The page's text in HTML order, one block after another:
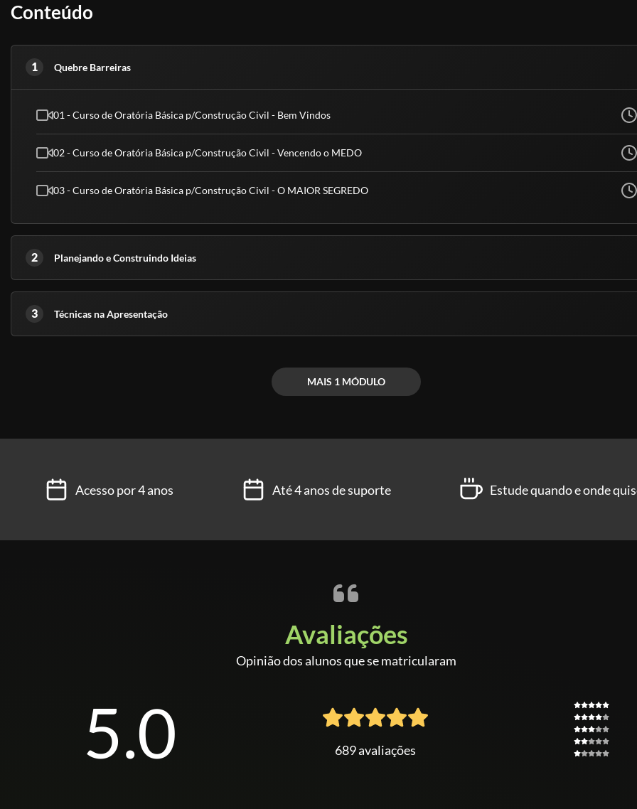
site: www.leiaut.com.br
R: Nosso suporte, É NINJA, fica disponível 24h por dia, 7 dias por semana para te ajudar!
R: Vamos trabalhar conceitos e ferramentas práticas e profundas para influenciar e transformar
engraçadas, aqui você se DIVERTE aprendendo!
Eaaaaí, até quando você vai prolongar o seu SUCESSO profissional?
#vemserleiaut
Conteúdo
1 Quebre Barreiras
01 - Curso de Oratória Básica p/Construção Civil - Bem Vindos
02 - Curso de Oratória Básica p/Construção Civil - Vencendo o MEDO
03 - Curso de Oratória Básica p/Construção Civil - O MAIOR SEGREDO
2 Planejando e Construindo Ideias
3 Técnicas na Apresentação
MAIS 1 MÓDULO
Acesso por 4 anos Até 4 anos de suporte Estude quando e onde
Avaliações
Opinião dos alunos que se matricularam
5.0 689 avaliações